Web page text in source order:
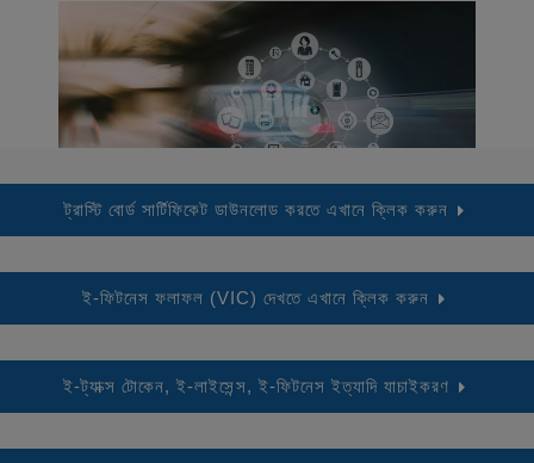
ট্রাস্টি বোর্ড সার্টিফিকেট ডাউনলোড করতে এখানে ক্লিক করুন
ই-ফিটনেস ফলাফল (VIC) দেখতে এখানে ক্লিক করুন
ই-ট্যাক্স টোকেন, ই-লাইসেন্স, ই-ফিটনেস ইত্যাদি যাচাইকরণ